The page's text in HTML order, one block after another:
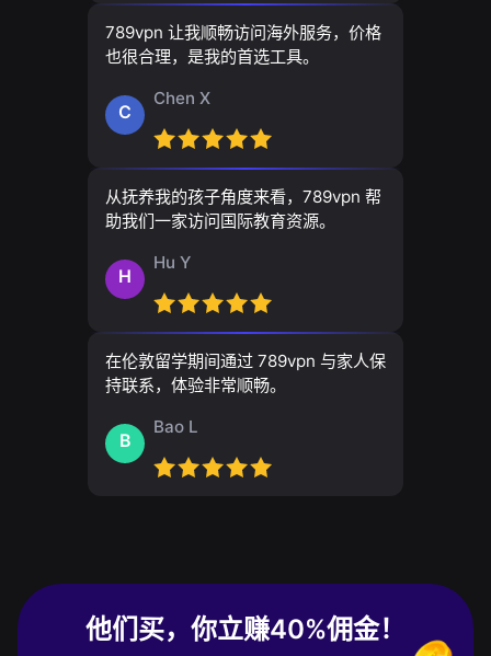
789vpn 让我顺畅访问海外服务，价格
也很合理，是我的首选工具。
C
Chen X
从抚养我的孩子角度来看，789vpn 帮
助我们一家访问国际教育资源。
H
Hu Y
在伦敦留学期间通过 789vpn 与家人保
持联系，体验非常顺畅。
B
Bao L
他们买，你立赚40%佣金！